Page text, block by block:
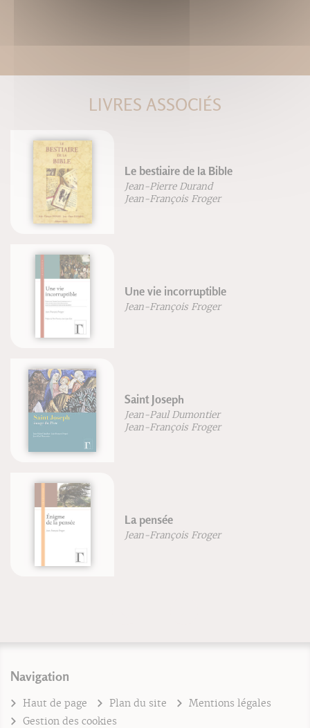
LIVRES ASSOCIÉS
Le bestiaire de la Bible
Jean-Pierre Durand
Jean-François Froger
Une vie incorruptible
Jean-François Froger
Saint Joseph
Jean-Paul Dumontier
Jean-François Froger
La pensée
Jean-François Froger
Navigation
Haut de page Plan du site
Mentions légales
Gestion des cookies